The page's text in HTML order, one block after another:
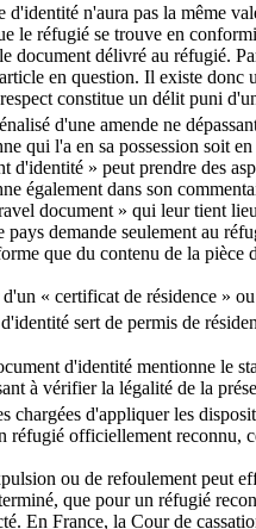
n'aura pas la même
le réfugié se trouve en
délivré au réfugié.
en question. Il existe
constitue un délit puni
d'une amende ne
qui l'a en sa possession soit
» peut prendre des
également dans son
document » qui leur tient
demande seulement au
que du contenu de la
« certificat de résidence »
sert de permis de
d'identité mentionne le
à vérifier la légalité de la
chargées d'appliquer les
officiellement
ou de refoulement peut
que pour un réfugié
France, la Cour de